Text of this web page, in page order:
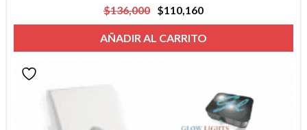
$136,000
El
precio
original
era:
$110,160
precio
actual
es:
AÑADIR AL CARRITO